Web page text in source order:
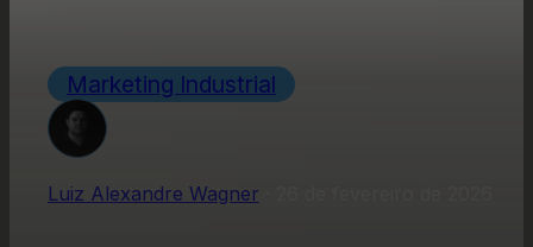
Marketing Industrial
Luiz Alexandre Wagner